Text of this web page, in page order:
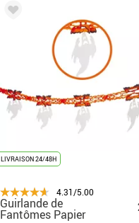
LIVRAISON 24/48H
4.31/5.00
Guirlande de
Fantômes Papier